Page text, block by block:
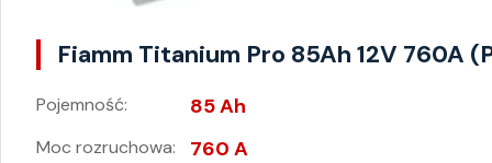
Fiamm Titanium Pro 85Ah 12V 760A
Pojemność: 85 Ah
Moc rozruchowa: 760 A